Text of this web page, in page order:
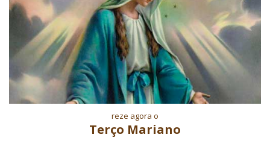
reze agora o
Terço Mariano